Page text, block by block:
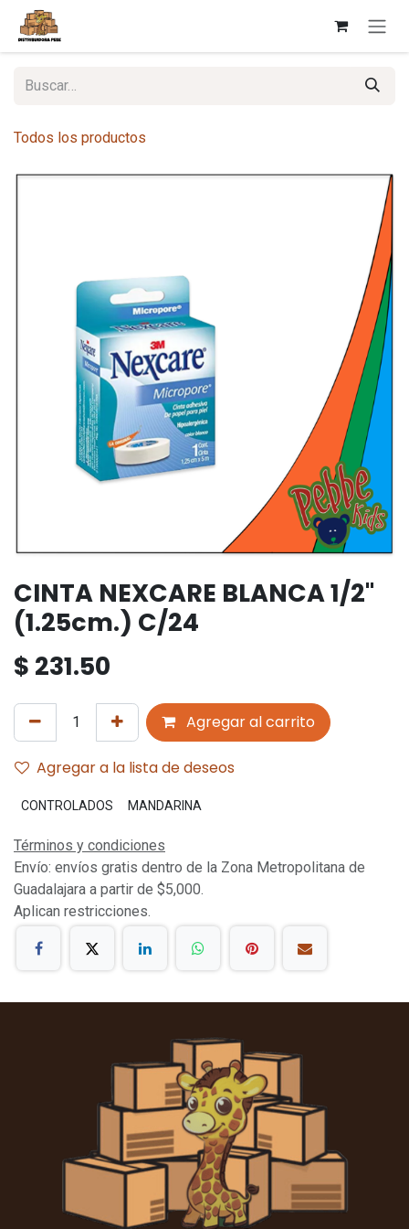
Ir al contenido
Todos los productos
CINTA NEXCARE BLANCA 1/2"
(1.25cm.) C/24
$ 231.50
Agregar al carrito
Agregar a la lista de deseos
CONTROLADOS MANDARINA
Términos y condiciones
Envío: envíos gratis dentro de la Zona Metropolitana de
Guadalajara a partir de $5,000.
Aplican restricciones.